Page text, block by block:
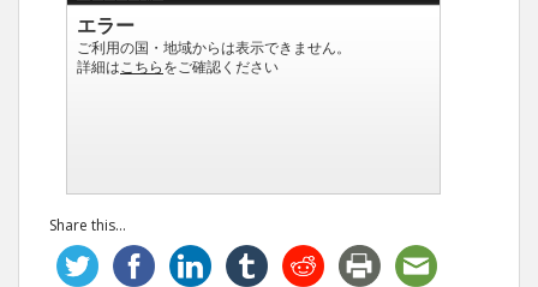
Share this...